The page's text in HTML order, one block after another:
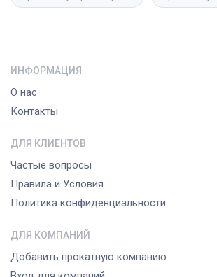
ИНФОРМАЦИЯ
О нас
Контакты
ДЛЯ КЛИЕНТОВ
Частые вопросы
Правила и Условия
Политика конфиденциальности
ДЛЯ КОМПАНИЙ
Добавить прокатную компанию